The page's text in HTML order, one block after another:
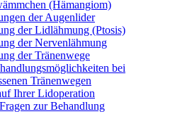
(Hämangiom)
der Augenlider
der Lidlähmung (Ptosis)
der Nervenlähmung
der Tränenwege
bei
Tränenwegen
Ihrer Lidoperation
zur Behandlung